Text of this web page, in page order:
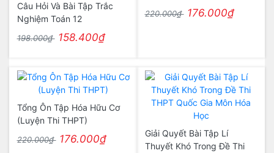
Câu Hỏi Và Bài Tập Trắc
Nghiệm Toán 12
198.000₫ 158.400₫
220.000₫ 176.000₫
Tổng Ôn Tập Hóa Hữu Cơ
(Luyện Thi THPT)
220.000₫ 176.000₫
Giải Quyết Bài Tập Lí
Thuyết Khó Trong Đề Thi